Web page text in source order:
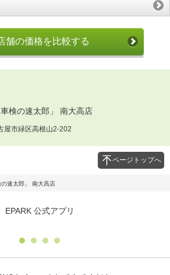
舗の価格を比較する
車検の速太郎」 南大高店
屋市緑区高根山2-202
ページトップへ
の速太郎」 南大高店